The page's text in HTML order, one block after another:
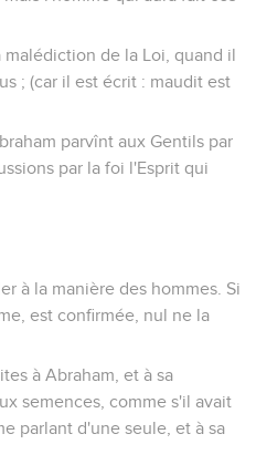
malédiction de la Loi, quand il
; (car il est écrit : maudit est
parvînt aux Gentils par
par la foi l'Esprit qui
à la manière des hommes. Si
est confirmée, nul ne la
à Abraham, et à sa
semences, comme s'il avait
parlant d'une seule, et à sa